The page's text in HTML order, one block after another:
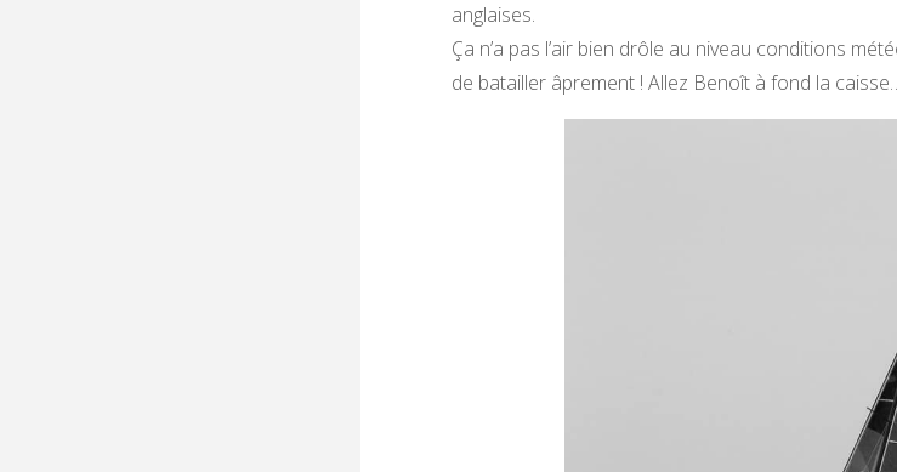
anglaises.
Ça n’a pas l’air bien drôle au niveau conditions
de batailler âprement ! Allez Benoît à fond la